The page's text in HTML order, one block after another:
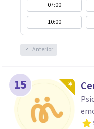
07:00
10:00
Anterior
15